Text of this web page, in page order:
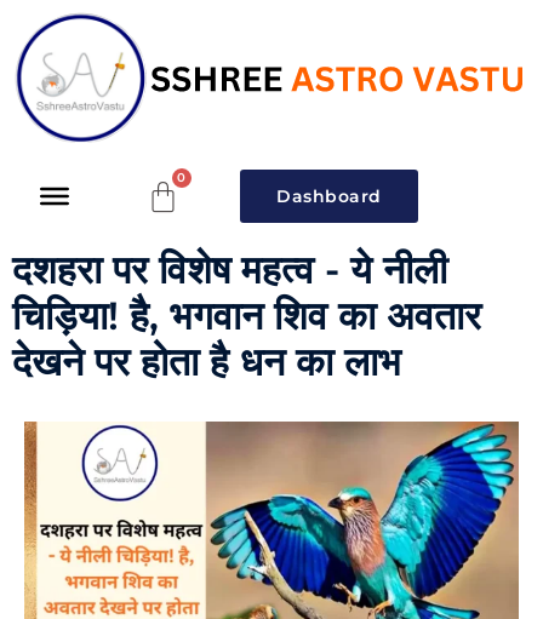
Dashboard
दशहरा पर विशेष महत्व - ये नीली
चिड़िया! है, भगवान शिव का अवतार
देखने पर होता है धन का लाभ